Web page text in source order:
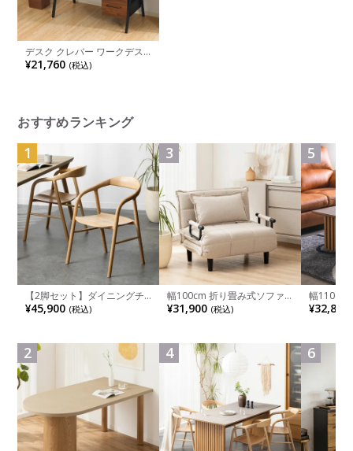
デスク クレバー ワークデス
ク 在宅勤務 サイドチェスト
付属 シンプルデザイン 幅
¥21,760 (税込)
おすすめランキング
1
【2脚セット】ダイニングチ
ェア 木製 LUGA 肘付き チェ
ア 天然木 リビング椅子 板座
ュラル ブラウン 完成品
¥45,900 (税込)
2
3
幅100cm 折り畳み式ソファ
ベッド コンパクト リクライ
ニング カウチスタイル 省ス
¥31,900 (税込)
4
5
幅110cm
木目調 リ
付き 長方
レー ナチ
¥32,800
6